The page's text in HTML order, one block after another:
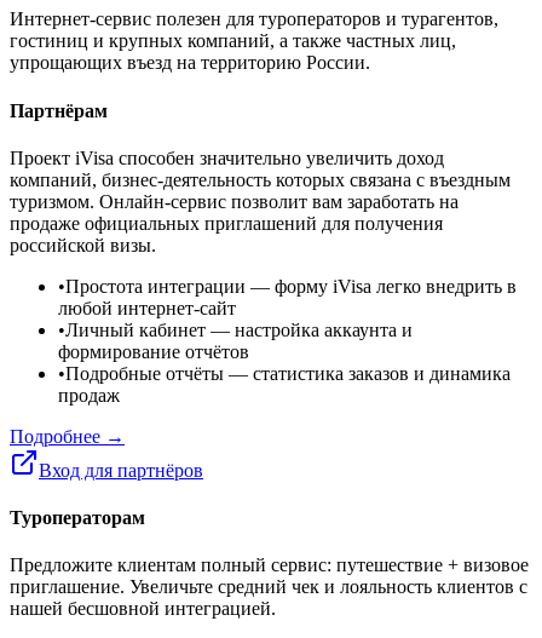
Интернет-сервис полезен для туроператоров и турагентов,
гостиниц и крупных компаний, а также частных лиц,
упрощающих въезд на территорию России.
Партнёрам
Проект iVisa способен значительно увеличить доход
компаний, бизнес-деятельность которых связана с въездным
туризмом. Онлайн-сервис позволит вам заработать на
продаже официальных приглашений для получения
российской визы.
•Простота интеграции — форму iVisa легко внедрить в
любой интернет-сайт
•Личный кабинет — настройка аккаунта и
формирование отчётов
•Подробные отчёты — статистика заказов и динамика
продаж
Подробнее →
Вход для партнёров
Туроператорам
Предложите клиентам полный сервис: путешествие + визовое
приглашение. Увеличьте средний чек и лояльность клиентов с
нашей бесшовной интеграцией.